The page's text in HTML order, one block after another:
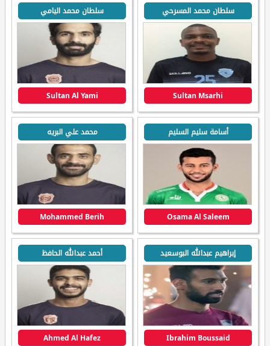
سلطان محمد المسرحي
Sultan Msarhi
سلطان محمد اليامي
Sultan Al Yami
أسامة سليم السليم
Osama Al Saleem
محمد علي البريه
Mohammed Berih
إبراهيم عبدالله البوسعيد
Ibrahim Boussaid
أحمد عبدالله الحافظ
Ahmed Al Hafez